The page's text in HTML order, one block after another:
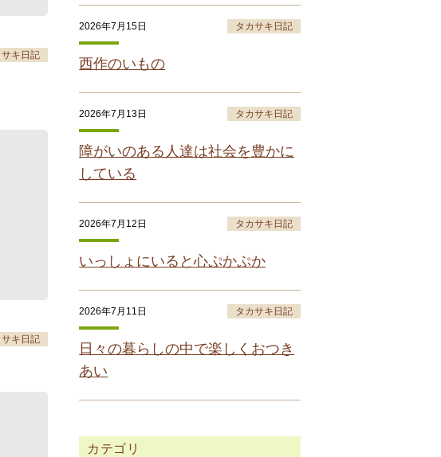
サキ日記
サキ日記
2026年7月15日 タカサキ日記
西作のいもの
2026年7月13日 タカサキ日記
障がいのある人達は社会を豊かに
している
2026年7月12日 タカサキ日記
いっしょにいると心ぷかぷか
2026年7月11日 タカサキ日記
日々の暮らしの中で楽しくおつき
あい
カテゴリ